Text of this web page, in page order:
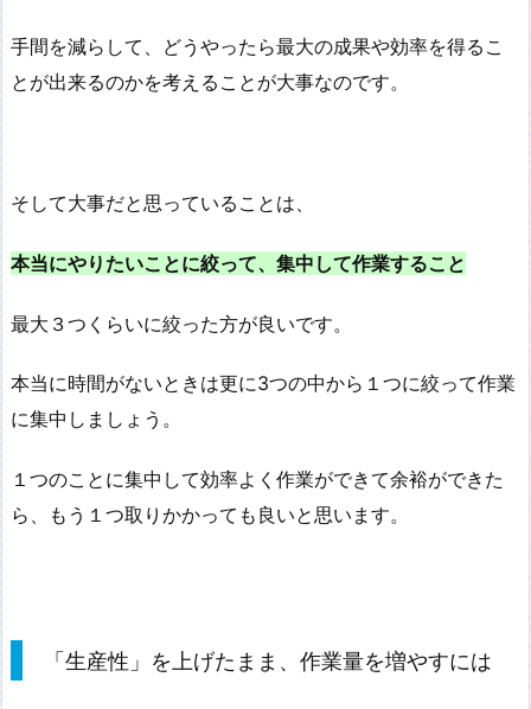
手間を減らして、どうやったら最大の成果や効率を得るこ
とが出来るのかを考えることが大事なのです。
そして大事だと思っていることは、
本当にやりたいことに絞って、集中して作業すること
最大３つくらいに絞った方が良いです。
本当に時間がないときは更に3つの中から１つに絞って作業
に集中しましょう。
１つのことに集中して効率よく作業ができて余裕ができた
ら、もう１つ取りかかっても良いと思います。
「生産性」を上げたまま、作業量を増やすには